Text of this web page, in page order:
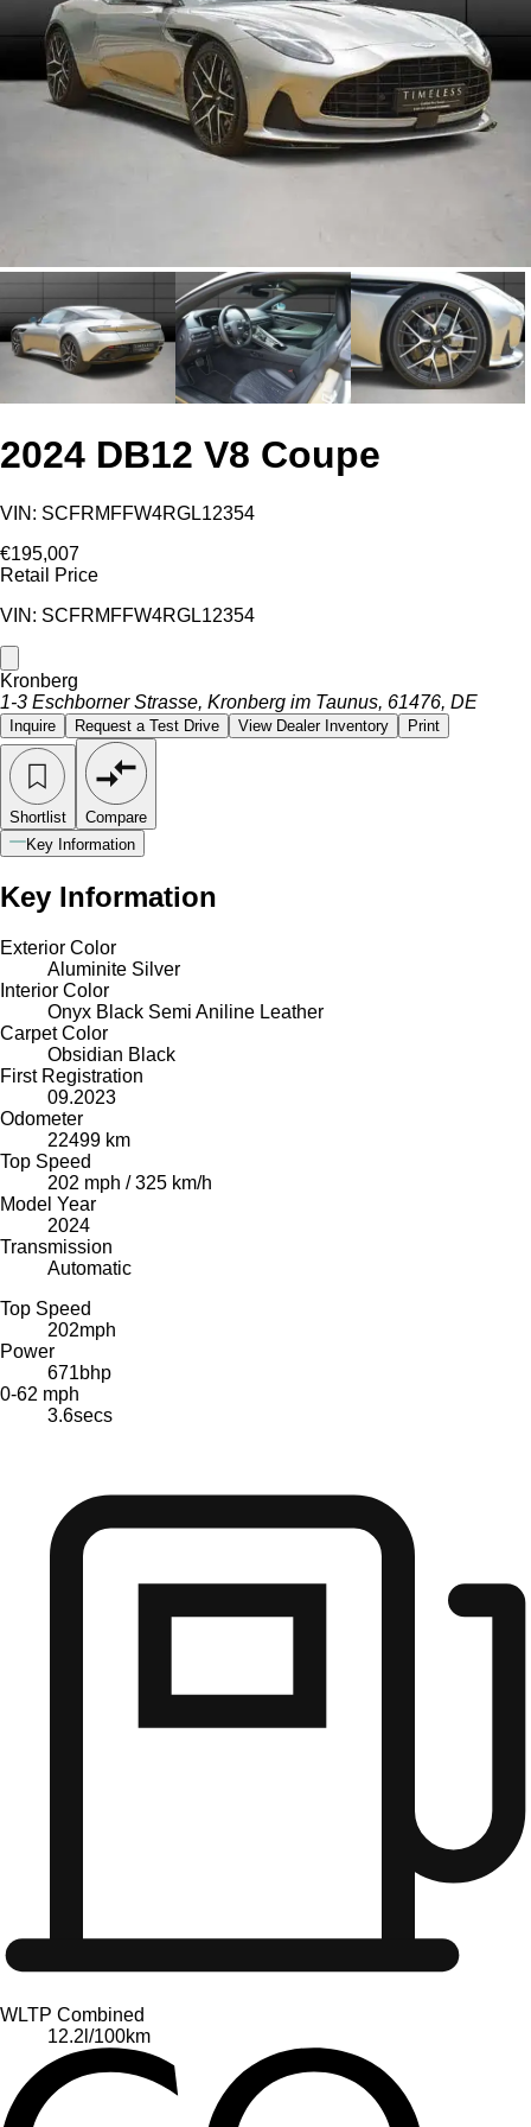
2024 DB12 V8 Coupe
VIN: SCFRMFFW4RGL12354
€195,007
Retail Price
VIN: SCFRMFFW4RGL12354
Kronberg
1-3 Eschborner Strasse, Kronberg im Taunus, 61476, DE
Inquire Request a Test Drive View Dealer Inventory Print
Shortlist
Compare
Key Information
Key Information
Exterior Color
Aluminite Silver
Interior Color
Onyx Black Semi Aniline Leather
Carpet Color
Obsidian Black
First Registration
09.2023
Odometer
22499 km
Top Speed
202 mph / 325 km/h
Model Year
2024
Transmission
Automatic
Top Speed
202mph
Power
671bhp
0-62 mph
3.6secs
WLTP Combined
12.2 l/100km